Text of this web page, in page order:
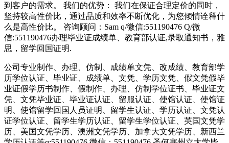
到客户的需求。 我们的优势： 我们在保证合理定价的同时，
坚持较高性价比，通过品质和效率不断优化，为您倾情诠释什
么是高性价比。 咨询顾问：Sam q/微信:551190476 Q/微
信:551190476办理毕业证成绩单、教育部认证,录取通知书，雅
思，留学回国证明.
公司专业制作、办理、仿制、成绩单文凭、改成绩、教育部学
历学位认证、毕业证、成绩单、文凭、学历文凭、假文凭假毕
业证假学历书制作、假制作、办理、仿制学位证书、毕业证文
凭、文凭毕业证、毕业证认证、留服认证、使馆认证、使馆证
明、使馆留学回国人员证明、留学生认证、学历认证、文凭认
证学位认证、留学生学历认证、留学生学位认证、英国文凭学
历、美国文凭学历、澳洲文凭学历、加拿大文凭学历、新西兰